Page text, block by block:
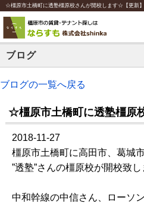
ブログ
ブログの一覧へ戻る
☆橿原市土橋町に透塾橿原
2018-11-27
橿原市土橋町に高田市、葛城
”透塾”さんの橿原校が開校致し
中和幹線の中信さん、ローソ